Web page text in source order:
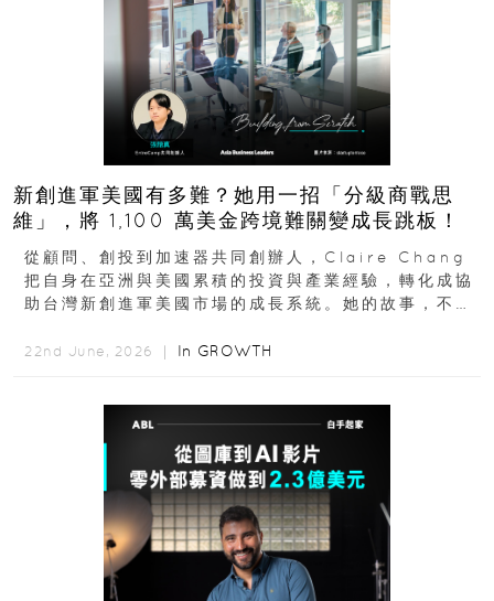
新創進軍美國有多難？她用一招「分級商戰思
維」，將 1,100 萬美金跨境難關變成長跳板！
從顧問、創投到加速器共同創辦人，Claire Chang
把自身在亞洲與美國累積的投資與產業經驗，轉化成協
助台灣新創進軍美國市場的成長系統。她的故事，不只
22nd June, 2026 ｜ In GROWTH